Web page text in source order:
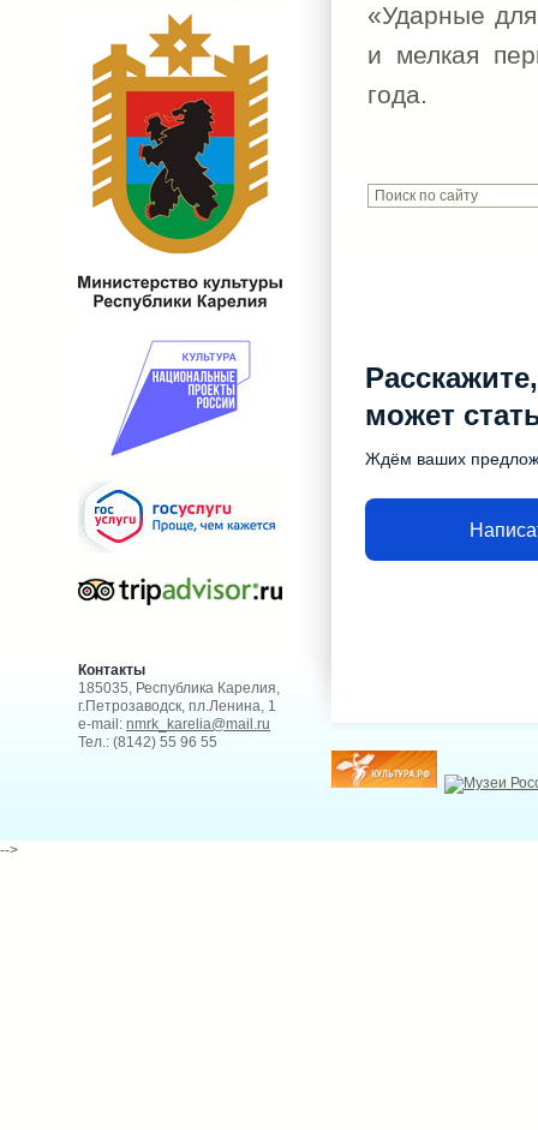
«Ударные
и мелкая
года.
может
Ждём ваших
Контакты
185035, Республика Карелия,
г.Петрозаводск, пл.Ленина, 1
e-mail: nmrk_karelia@mail.ru
Тел.: (8142) 55 96 55
-->